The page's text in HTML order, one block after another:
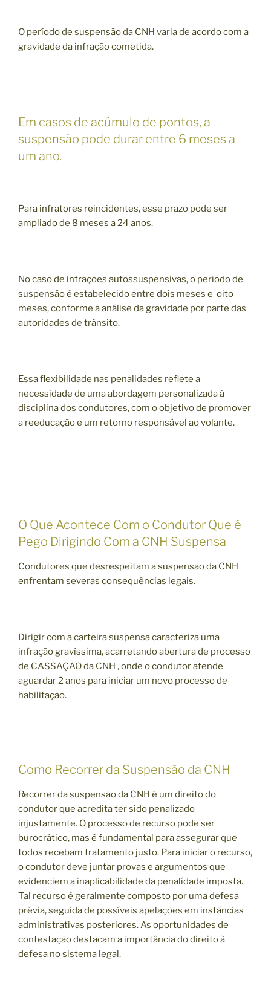
O período de suspensão da CNH varia de acordo com a
gravidade da infração cometida.
Em casos de acúmulo de pontos, a
suspensão pode durar entre 6 meses a
um ano.
Para infratores reincidentes, esse prazo pode ser
ampliado de 8 meses a 24 anos.
No caso de infrações autossuspensivas, o período de
suspensão é estabelecido entre dois meses e oito
meses, conforme a análise da gravidade por parte das
autoridades de trânsito.
Essa flexibilidade nas penalidades reflete a
necessidade de uma abordagem personalizada à
disciplina dos condutores, com o objetivo de promover
a reeducação e um retorno responsável ao volante.
O Que Acontece Com o Condutor Que é
Pego Dirigindo Com a CNH Suspensa
Condutores que desrespeitam a suspensão da CNH
enfrentam severas consequências legais.
Dirigir com a carteira suspensa caracteriza uma
infração gravíssima, acarretando abertura de processo
de CASSAÇÃO da CNH , onde o condutor atende
aguardar 2 anos para iniciar um novo processo de
habilitação.
Como Recorrer da Suspensão da CNH
Recorrer da suspensão da CNH é um direito do
condutor que acredita ter sido penalizado
injustamente. O processo de recurso pode ser
burocrático, mas é fundamental para assegurar que
todos recebam tratamento justo. Para iniciar o recurso,
o condutor deve juntar provas e argumentos que
evidenciem a inaplicabilidade da penalidade imposta.
Tal recurso é geralmente composto por uma defesa
prévia, seguida de possíveis apelações em instâncias
administrativas posteriores. As oportunidades de
contestação destacam a importância do direito à
defesa no sistema legal.